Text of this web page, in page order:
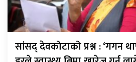
सांसद् देवकोटाको प्रश्न : ‘गगन